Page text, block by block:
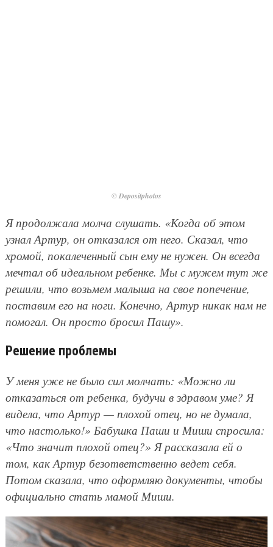
© Depositphotos
Я продолжала молча слушать. «Когда об этом
узнал Артур, он отказался от него. Сказал, что
хромой, покалеченный сын ему не нужен. Он всегда
мечтал об идеальном ребенке. Мы с мужем тут же
решили, что возьмем малыша на свое попечение,
поставим его на ноги. Конечно, Артур никак нам не
помогал. Он просто бросил Пашу».
Решение проблемы
У меня уже не было сил молчать: «Можно ли
отказаться от ребенка, будучи в здравом уме? Я
видела, что Артур — плохой отец, но не думала,
что настолько!» Бабушка Паши и Миши спросила:
«Что значит плохой отец?» Я рассказала ей о
том, как Артур безответственно ведет себя.
Потом сказала, что оформляю документы, чтобы
официально стать мамой Миши.